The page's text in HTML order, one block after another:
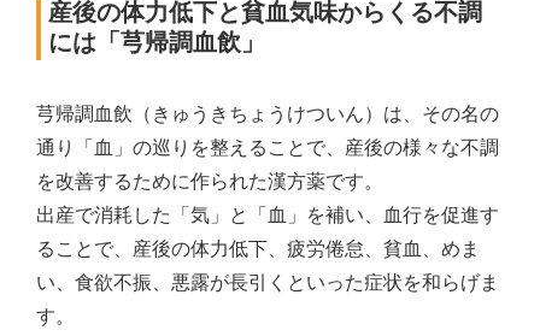
産後の体力低下と貧血気味からくる不調
には「芎帰調血飲」
芎帰調血飲（きゅうきちょうけついん）は、その名の
通り「血」の巡りを整えることで、産後の様々な不調
を改善するために作られた漢方薬です。
出産で消耗した「気」と「血」を補い、血行を促進す
ることで、産後の体力低下、疲労倦怠、貧血、めま
い、食欲不振、悪露が長引くといった症状を和らげま
す。